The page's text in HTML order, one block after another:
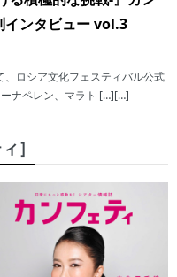
インタビュー vol.3
、ロシア文化フェスティバル公式
ナペレン、マラト […][…]
］